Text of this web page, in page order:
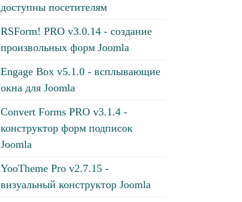
доступны посетителям
RSForm! PRO v3.0.14 - создание
произвольных форм Joomla
Engage Box v5.1.0 - всплывающие
окна для Joomla
Convert Forms PRO v3.1.4 -
конструктор форм подписок
Joomla
YooTheme Pro v2.7.15 -
визуальный конструктор Joomla